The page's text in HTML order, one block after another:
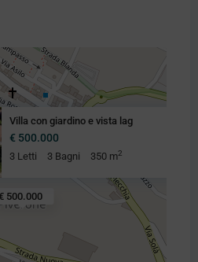
500.000
Villa con giardino e vista lag
€ 500.000
3 Letti 3 Bagni 350 m2